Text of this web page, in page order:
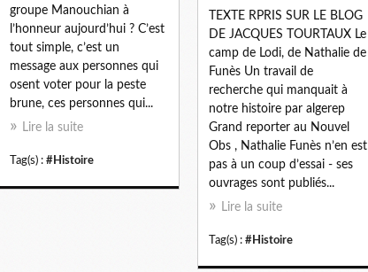
groupe Manouchian à
l’honneur aujourd’hui ? C’est
tout simple, c’est un
message aux personnes qui
osent voter pour la peste
brune, ces personnes qui...
Lire la suite
Tag(s) : #Histoire
TEXTE RPRIS SUR LE BLOG
DE JACQUES TOURTAUX Le
camp de Lodi, de Nathalie de
Funès Un travail de
recherche qui manquait à
notre histoire par algerep
Grand reporter au Nouvel
Obs , Nathalie Funès n’en est
pas à un coup d’essai - ses
ouvrages sont publiés...
Lire la suite
Tag(s) : #Histoire